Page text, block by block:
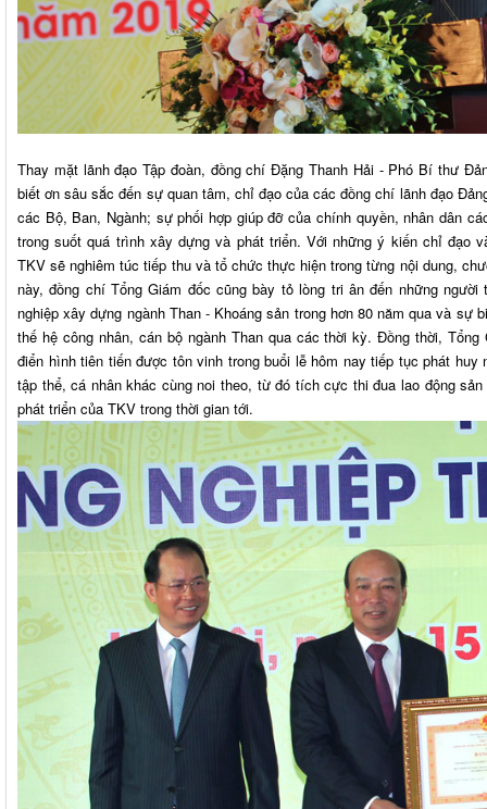
Thay mặt lãnh đạo Tập đoàn, đồng chí Đặng Thanh Hải - Phó Bí thư
biết ơn sâu sắc đến sự quan tâm, chỉ đạo của các đồng chí lãnh đạo
các Bộ, Ban, Ngành; sự phối hợp giúp đỡ của chính quyền, nhân dân
trong suốt quá trình xây dựng và phát triển. Với những ý kiến chỉ đạo
TKV sẽ nghiêm túc tiếp thu và tổ chức thực hiện trong từng nội dung,
này, đồng chí Tổng Giám đốc cũng bày tỏ lòng tri ân đến những
nghiệp xây dựng ngành Than - Khoáng sản trong hơn 80 năm qua và sự
thế hệ công nhân, cán bộ ngành Than qua các thời kỳ. Đồng thời,
điển hình tiên tiến được tôn vinh trong buổi lễ hôm nay tiếp tục phát
tập thể, cá nhân khác cùng noi theo, từ đó tích cực thi đua lao động
phát triển của TKV trong thời gian tới.